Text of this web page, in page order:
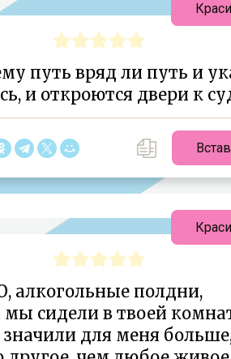
путь вряд ли путь и
и откроются двери к
алкогольные полдни,
мы сидели в твоей
для меня